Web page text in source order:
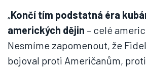
„Končí tím podstatná éra
amerických dějin – celé
Nesmíme zapomenout, že Fidel
bojoval proti Američanům,